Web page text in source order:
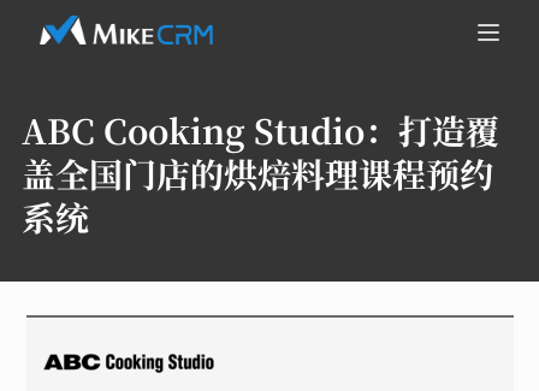
ABC Cooking Studio： 打造覆
盖全国门店的烘焙料理课程预约
系统